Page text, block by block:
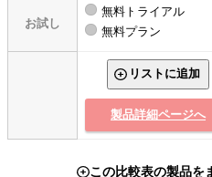
お試し
無料トライアル
無料プラン
リストに追加
製品詳細ページへ
この比較表の製品を